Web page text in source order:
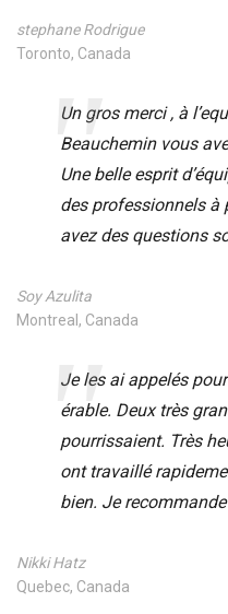
stephane Rodrigue
Toronto, Canada
Un gros merci , à
Beauchemin vous
Une belle esprit
des professionnels à
avez des questions
Soy Azulita
Montreal, Canada
Je les ai appelés
érable. Deux très
pourrissaient. Très
ont travaillé
bien. Je
Nikki Hatz
Quebec, Canada